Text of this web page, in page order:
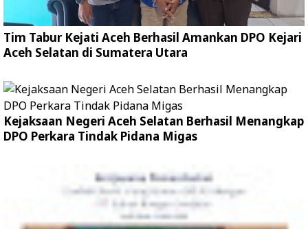
Tim Tabur Kejati Aceh Berhasil Amankan DPO Kejari
Aceh Selatan di Sumatera Utara
Kejaksaan Negeri Aceh Selatan Berhasil Menangkap
DPO Perkara Tindak Pidana Migas